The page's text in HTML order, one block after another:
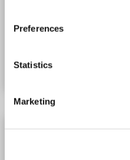
Preferences
Statistics
Marketing
Fiche technique
KRT9 anticorps